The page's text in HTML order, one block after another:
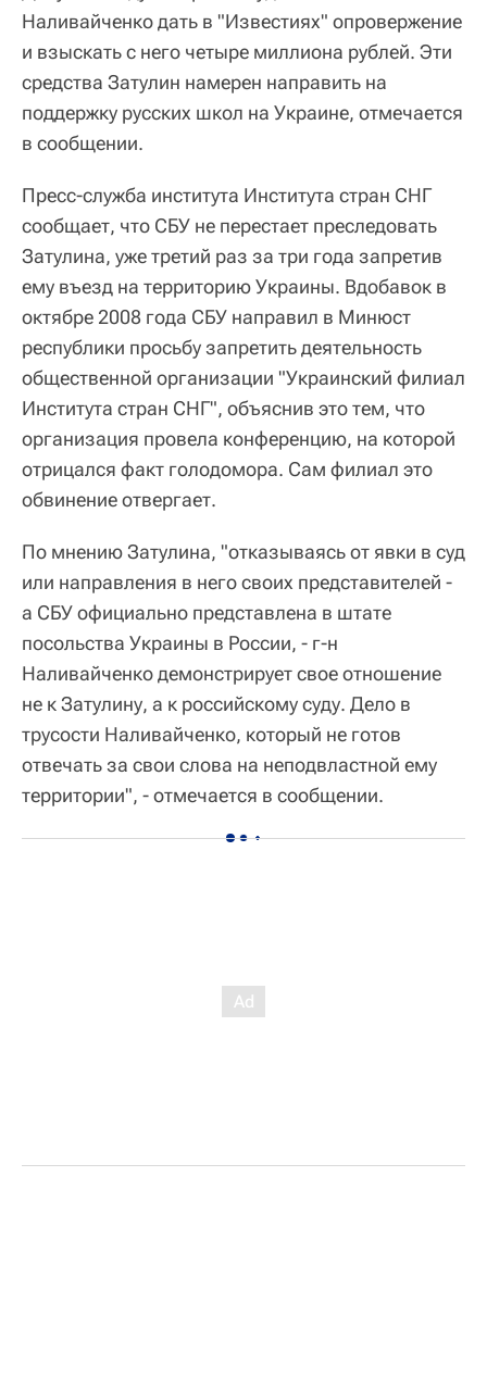
Наливайченко дать в "Известиях" опровержение
и взыскать с него четыре миллиона рублей. Эти
средства Затулин намерен направить на
поддержку русских школ на Украине, отмечается
в сообщении.
Пресс-служба института Института стран СНГ
сообщает, что СБУ не перестает преследовать
Затулина, уже третий раз за три года запретив
ему въезд на территорию Украины. Вдобавок в
октябре 2008 года СБУ направил в Минюст
республики просьбу запретить деятельность
общественной организации "Украинский филиал
Института стран СНГ", объяснив это тем, что
организация провела конференцию, на которой
отрицался факт голодомора. Сам филиал это
обвинение отвергает.
По мнению Затулина, "отказываясь от явки в суд
или направления в него своих представителей -
а СБУ официально представлена в штате
посольства Украины в России, - г-н
Наливайченко демонстрирует свое отношение
не к Затулину, а к российскому суду. Дело в
трусости Наливайченко, который не готов
отвечать за свои слова на неподвластной ему
территории", - отмечается в сообщении.